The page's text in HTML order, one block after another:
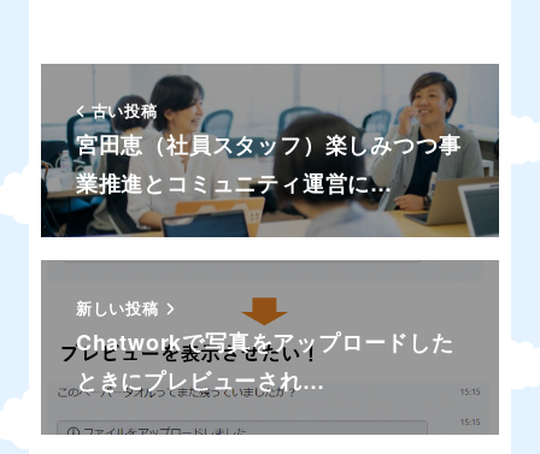
古い投稿
宮田恵（社員スタッフ）楽しみつつ事
業推進とコミュニティ運営に…
新しい投稿
Chatworkで写真をアップロードした
ときにプレビューされ…